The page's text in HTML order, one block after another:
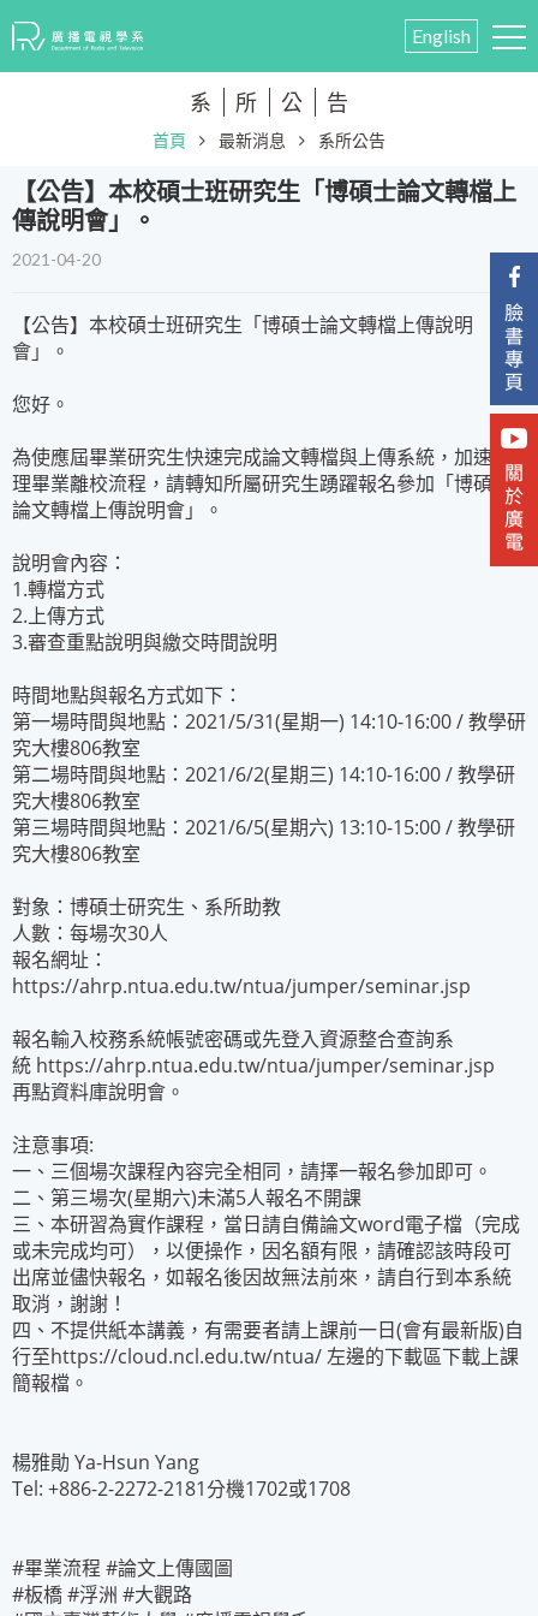
English
系 所 公 告
首頁 最新消息 系所公告
​【公告】本校碩士班研究生「博碩士論文轉檔上
傳說明會」。
2021-04-20
​【公告】本校碩士班研究生「博碩士論文轉檔上傳說明
會」。
您好。
為使應屆畢業研究生快速完成論文轉檔與上傳系統，加速辦
理畢業離校流程，請轉知所屬研究生踴躍報名參加「博碩士
論文轉檔上傳說明會」。
說明會內容：
1.轉檔方式
2.上傳方式
3.審查重點說明與繳交時間說明
時間地點與報名方式如下：
第一場時間與地點：2021/5/31(星期一) 14:10-16:00 / 教學研
究大樓806教室
第二場時間與地點：2021/6/2(星期三) 14:10-16:00 / 教學研
究大樓806教室
第三場時間與地點：2021/6/5(星期六) 13:10-15:00 / 教學研
究大樓806教室
對象：博碩士研究生、系所助教
人數：每場次30人
報名網址：
https://ahrp.ntua.edu.tw/ntua/jumper/seminar.jsp
報名輸入校務系統帳號密碼或先登入資源整合查詢系
統 https://ahrp.ntua.edu.tw/ntua/jumper/seminar.jsp
再點資料庫說明會。
注意事項:
一、三個場次課程內容完全相同，請擇一報名參加即可。
二、第三場次(星期六)未滿5人報名不開課
三、本研習為實作課程，當日請自備論文word電子檔（完成
或未完成均可），以便操作，因名額有限，請確認該時段可
出席並儘快報名，如報名後因故無法前來，請自行到本系統
取消，謝謝！
四、不提供紙本講義，有需要者請上課前一日(會有最新版)自
行至https://cloud.ncl.edu.tw/ntua/左邊的下載區下載上課
簡報檔。
楊雅勛 Ya-Hsun Yang
Tel: +886-2-2272-2181分機1702或1708
#畢業流程 #論文上傳國圖
#板橋 #浮洲 #大觀路